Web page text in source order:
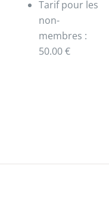
Tarif pour les
non-
membres :
50.00 €